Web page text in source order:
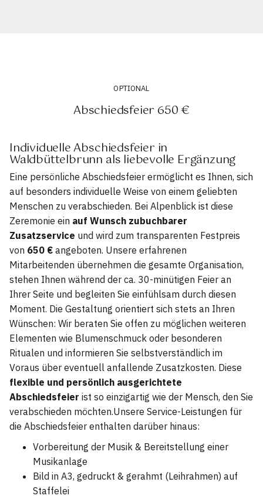
OPTIONAL
Abschiedsfeier 650 €
Individuelle Abschiedsfeier in
Waldbüttelbrunn als liebevolle Ergänzung
Eine persönliche Abschiedsfeier ermöglicht es Ihnen, sich
auf besonders individuelle Weise von einem geliebten
Menschen zu verabschieden. Bei Alpenblick ist diese
Zeremonie ein auf Wunsch zubuchbarer
Zusatzservice und wird zum transparenten Festpreis
von 650 € angeboten. Unsere erfahrenen
Mitarbeitenden übernehmen die gesamte Organisation,
stehen Ihnen während der ca. 30-minütigen Feier an
Ihrer Seite und begleiten Sie einfühlsam durch diesen
Moment. Die Gestaltung orientiert sich stets an Ihren
Wünschen: Wir beraten Sie offen zu möglichen weiteren
Elementen wie Blumenschmuck oder besonderen
Ritualen und informieren Sie selbstverständlich im
Voraus über eventuell anfallende Zusatzkosten. Diese
flexible und persönlich ausgerichtete
Abschiedsfeier ist so einzigartig wie der Mensch, den Sie
verabschieden möchten.Unsere Service-Leistungen für
die Abschiedsfeier enthalten darüber hinaus:
Vorbereitung der Musik & Bereitstellung einer
Musikanlage
Bild in A3, gedruckt & gerahmt (Leihrahmen) auf
Staffelei